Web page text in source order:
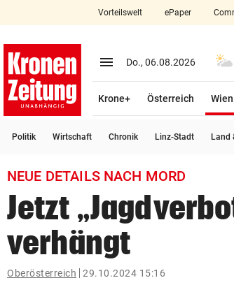
close
account_circle Anmelden
arrow_right
search
Suchbegriff
eingeben
Vorteilswelt ePaper
menu Menü aufklappen
Do., 06.08.2026
Krone+ Österreich Wien
Politik Wirtschaft Chronik Linz-Stadt Land
NEUE DETAILS NACH MORD
Jetzt
verhängt
Oberösterreich 29.10.2024 15:16